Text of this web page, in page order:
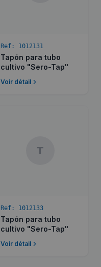
Ref: 1012131
Tapón para tubo
cultivo "Sero-Tap"
Voir détail
T
Ref: 1012133
Tapón para tubo
cultivo "Sero-Tap"
Voir détail